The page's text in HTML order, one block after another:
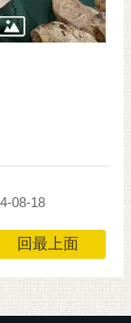
08-18
回最上面